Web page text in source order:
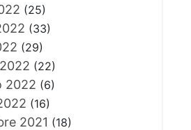
(25)
(33)
(29)
(22)
2022 (6)
(16)
2021 (18)